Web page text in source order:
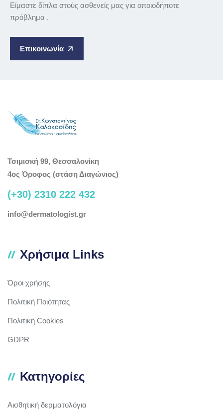
Είμαστε δίπλα στούς ασθενείς μας για οποιοδήποτε
πρόβλημα .
Επικοινωνία
Τσιμισκή 99, Θεσσαλονίκη
4ος Όροφος (στάση Διαγώνιος)
(+30) 2310 222 432
info@dermatologist.gr
Χρήσιμα Links
Όροι χρήσης
Πολιτική Ποιότητας
Πολιτική Cookies
GDPR
Κατηγορίες
Αισθητική δερματολόγια